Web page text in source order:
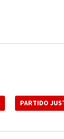
PARTIDO